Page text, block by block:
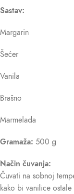
Sastav:
Margarin
Šećer
Vanila
Brašno
Marmelada
Gramaža: 500 g
Način čuvanja:
Čuvati na sobnoj
kako bi vanilice ostale